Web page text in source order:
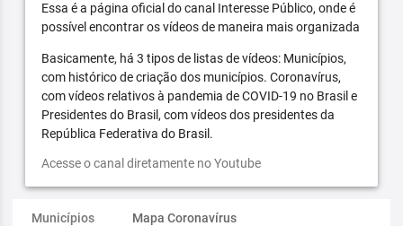
Essa é a página oficial do canal Interesse Público, onde é
possível encontrar os vídeos de maneira mais organizada
Basicamente, há 3 tipos de listas de vídeos: Municípios,
com histórico de criação dos municípios. Coronavírus,
com vídeos relativos à pandemia de COVID-19 no Brasil e
Presidentes do Brasil, com vídeos dos presidentes da
República Federativa do Brasil.
Acesse o canal diretamente no Youtube
Municípios Mapa Coronavírus